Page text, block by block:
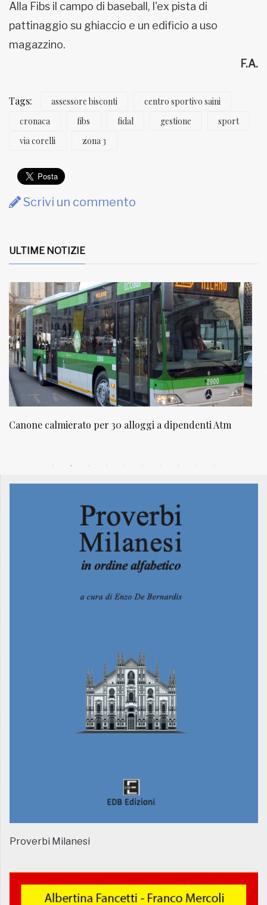
Alla Fibs il campo di baseball, l'ex pista di
pattinaggio su ghiaccio e un edificio a uso
magazzino.
F.A.
Tags: assessore bisconti
centro sportivo saini
cronaca
fibs fidal gestione
sport
via corelli
zona 3
Scrivi un commento
ULTIME NOTIZIE
Atm NATUROPATIA IN BREVE 20/01
Proverbi Milanesi